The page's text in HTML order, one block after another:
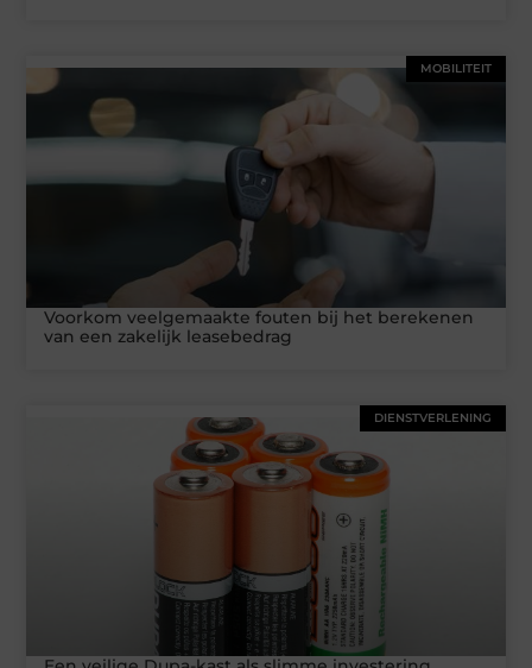
MOBILITEIT
Voorkom veelgemaakte fouten bij het berekenen
van een zakelijk leasebedrag
DIENSTVERLENING